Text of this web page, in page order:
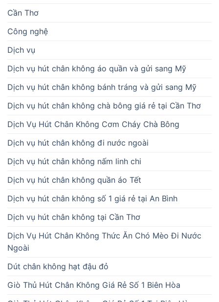
Cần Thơ
Công nghệ
Dịch vụ
Dịch vụ hút chân không áo quần và gửi sang Mỹ
Dịch vụ hút chân không bánh tráng và gửi sang Mỹ
Dịch vụ hút chân không chà bông giá rẻ tại Cần Thơ
Dịch Vụ Hút Chân Không Cơm Cháy Chà Bông
Dịch vụ hút chân không đi nước ngoài
Dịch vụ hút chân không nấm linh chi
Dịch vụ hút chân không quần áo Tết
Dịch vụ hút chân không số 1 giá rẻ tại An Bình
Dịch vụ hút chân không tại Cần Thơ
Dịch Vụ Hút Chân Không Thức Ăn Chó Mèo Đi Nước
Ngoài
Dút chân không hạt đậu đỏ
Giò Thủ Hút Chân Không Giá Rẻ Số 1 Biên Hòa